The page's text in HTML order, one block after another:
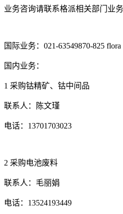
业务咨询请联系格派相关部门业
国际业务： 021-63549870-825 flora
国内业务：
1 采购钴精矿、钴中间品
联系人：陈文瑾
电话： 13701703023
2 采购电池废料
联系人：毛丽娟
电话： 13524193449